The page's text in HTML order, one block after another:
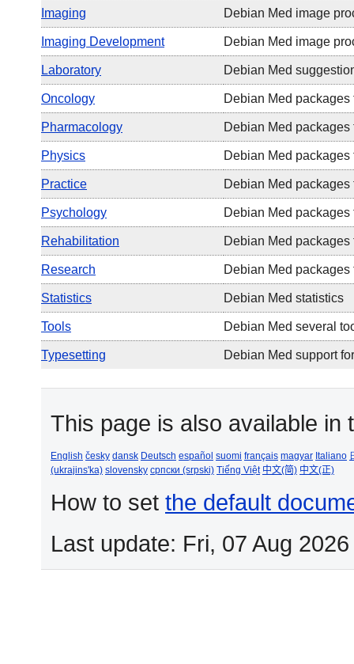
Imaging Debian Med image
Imaging Development Debian Med image
Laboratory Debian Med
Oncology Debian Med packages
Pharmacology Debian Med
Physics Debian Med
Practice Debian Med
Psychology Debian Med
Rehabilitation Debian Med
Research Debian Med
Statistics Debian Med statistics
Tools Debian Med several
Typesetting Debian Med support
This page is also available in
English česky dansk Deutsch español suomi français magyar Italiano
(ukrajins'ka) slovensky српски (srpski) Tiếng Việt 中文(简) 中文(正)
How to set the default
Last update: Fri, 07 Aug